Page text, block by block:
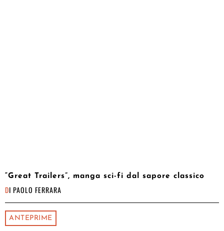
“Great Trailers”, manga sci-fi dal sapore classico
DI PAOLO FERRARA
ANTEPRIME